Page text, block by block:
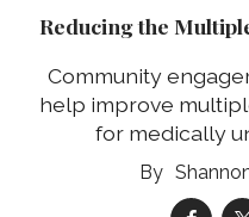
Reducing the
Community
help improve
for medically